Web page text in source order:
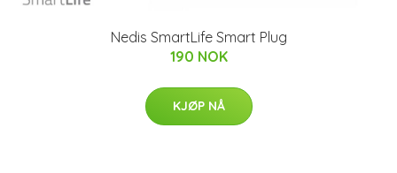
Nedis SmartLife Smart Plug
190 NOK
KJØP NÅ